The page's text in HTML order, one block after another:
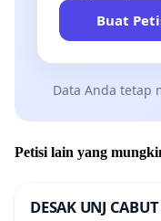
Buat
Data Anda tetap
Petisi lain yang
DESAK UNJ